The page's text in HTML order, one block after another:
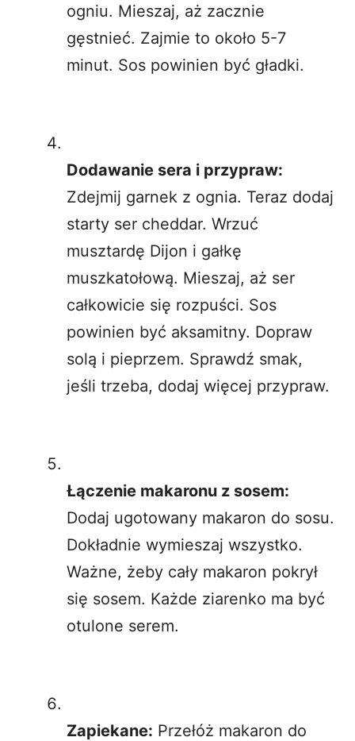
ogniu. Mieszaj, aż zacznie
gęstnieć. Zajmie to około 5-7
minut. Sos powinien być gładki.
Dodawanie sera i przypraw:
Zdejmij garnek z ognia. Teraz dodaj
starty ser cheddar. Wrzuć
musztardę Dijon i gałkę
muszkatołową. Mieszaj, aż ser
całkowicie się rozpuści. Sos
powinien być aksamitny. Dopraw
solą i pieprzem. Sprawdź smak,
jeśli trzeba, dodaj więcej przypraw.
Łączenie makaronu z sosem:
Dodaj ugotowany makaron do sosu.
Dokładnie wymieszaj wszystko.
Ważne, żeby cały makaron pokrył
się sosem. Każde ziarenko ma być
otulone serem.
Zapiekane: Przełóż makaron do